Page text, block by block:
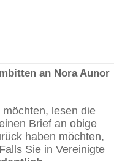
an Nora Aunor
lesen die
Brief an obige
haben möchten,
Sie in Vereinigte